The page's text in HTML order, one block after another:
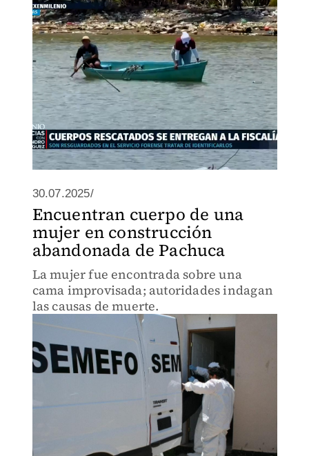
Fiscalía para su identificación.
30.07.2025/
Encuentran cuerpo de una
mujer en construcción
abandonada de Pachuca
La mujer fue encontrada sobre una
cama improvisada; autoridades indagan
las causas de muerte.